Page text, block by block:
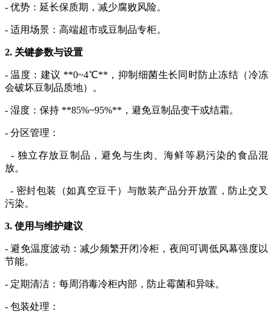
- 优势：延长保质期，减少腐败风险。
- 适用场景：高端超市或豆制品专柜。
2. 关键参数与设置
- 温度：建议 **0~4℃**，抑制细菌生长同时防止冻结（冷冻
会破坏豆制品质地）。
- 湿度：保持 **85%~95%**，避免豆制品变干或结霜。
- 分区管理：
- 独立存放豆制品，避免与生肉、海鲜等易污染的食品混
放。
- 密封包装（如真空豆干）与散装产品分开放置，防止交叉
污染。
3. 使用与维护建议
- 避免温度波动：减少频繁开闭冷柜，夜间可调低风幕强度以
节能。
- 定期清洁：每周消毒冷柜内部，防止霉菌和异味。
- 包装处理：